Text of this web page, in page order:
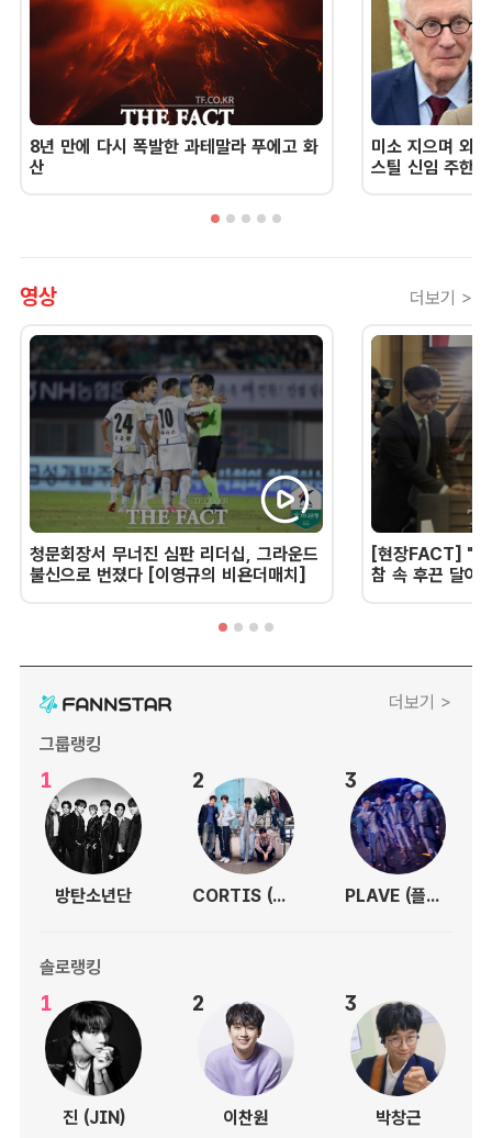
8년 만에 다시 폭발한 과테말라 푸에고 화
산
미소 지으며 외
스틸 신임 주한
영상 더보기 >
청문회장서 무너진 심판 리더십, 그라운드
불신으로 번졌다 [이영규의 비욘더매치]
[현장FACT] "한
참 속 후끈 달아
더보기 >
그룹랭킹
1
방탄소년단
2
CORTIS (코르티스)
3
PLAVE (플레이브)
솔로랭킹
1
진 (JIN)
2
이찬원
3
박창근